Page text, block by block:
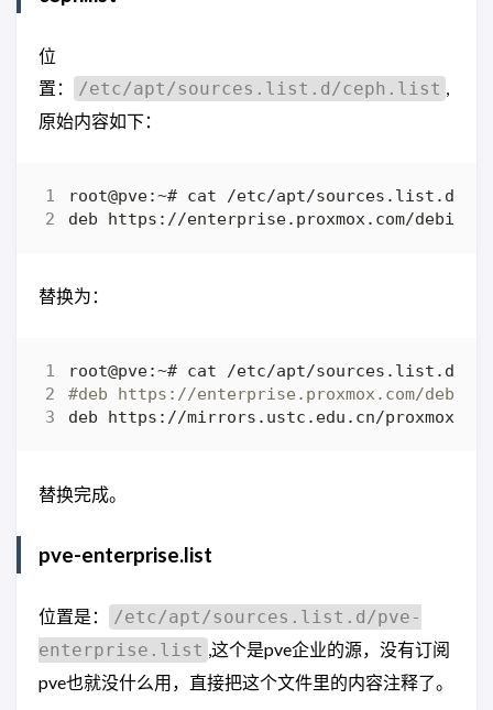
位
置：
/etc/apt/sources.list.d/ceph.list ,
原始内容如下：
替换为：
#deb https://enterprise.proxmox.com/
替换完成。
pve-enterprise.list
位置是：
/etc/apt/sources.list.d/pve-
enterprise.list ,这个是pve企业的源，没有订阅
pve也就没什么用，直接把这个文件里的内容注释了。